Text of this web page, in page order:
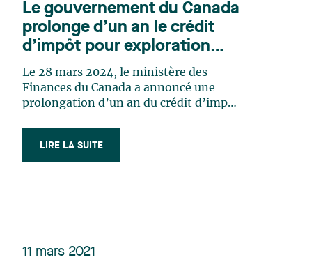
Le gouvernement du Canada
prolonge d’un an le crédit
d’impôt pour exploration
minière
Le 28 mars 2024, le ministère des
Finances du Canada a annoncé une
prolongation d’un an du crédit d’impôt
investissent dans des actions
accréditives. Cette prolongation a pour
LIRE LA SUITE
11 mars 2021